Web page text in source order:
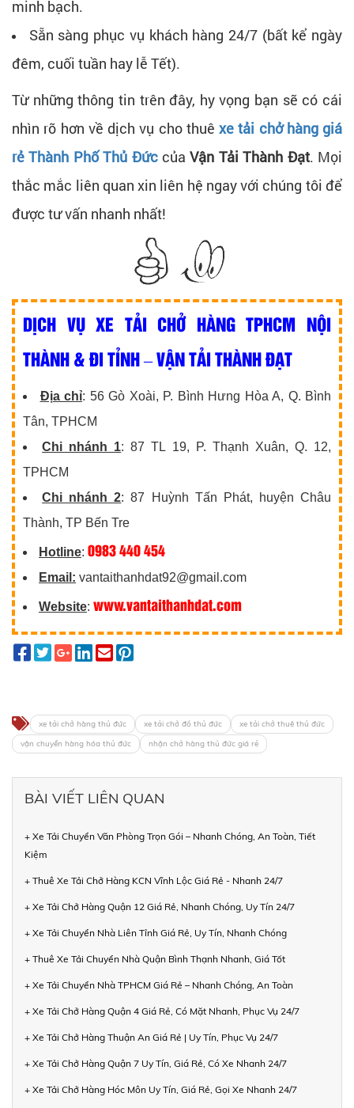
minh bạch.
Sẵn sàng phục vụ khách hàng 24/7 (bất kể ngày
đêm, cuối tuần hay lễ Tết).
Từ những thông tin trên đây, hy vọng bạn sẽ có cái
nhìn rõ hơn về dịch vụ cho thuê xe tải chở hàng giá
rẻ Thành Phố Thủ ĐứccủaVận Tải Thành Đạt. Mọi
thắc mắc liên quan xin liên hệ ngay với chúng tôi để
được tư vấn nhanh nhất!
DỊCH VỤ XE TẢI CHỞ HÀNG TPHCM NỘI
THÀNH & ĐI TỈNH – VẬN TẢI THÀNH ĐẠT
Địa chỉ: 56 Gò Xoài, P. Bình Hưng Hòa A, Q. Bình
Tân, TPHCM
Chi nhánh 1: 87 TL 19, P. Thạnh Xuân, Q. 12,
TPHCM
Chi nhánh 2: 87 Huỳnh Tấn Phát, huyện Châu
Thành, TP Bến Tre
Hotline: 0983 440 454
Email: vantaithanhdat92@gmail.com
Website: www.vantaithanhdat.com
xe tải chở hàng thủ đức xe tải chở đồ thủ đức
xe tải chở thuê thủ đức
vận chuyển hàng hóa thủ đức
nhận chở hàng thủ đức giá rẻ
BÀI VIẾT LIÊN QUAN
+ Xe Tải Chuyển Văn Phòng Trọn Gói – Nhanh Chóng, An Toàn, Tiết
Kiệm
+ Thuê Xe Tải Chở Hàng KCN Vĩnh Lộc Giá Rẻ - Nhanh 24/7
+ Xe Tải Chở Hàng Quận 12 Giá Rẻ, Nhanh Chóng, Uy Tín 24/7
+ Xe Tải Chuyển Nhà Liên Tỉnh Giá Rẻ, Uy Tín, Nhanh Chóng
+ Thuê Xe Tải Chuyển Nhà Quận Bình Thạnh Nhanh, Giá Tốt
+ Xe Tải Chuyển Nhà TPHCM Giá Rẻ – Nhanh Chóng, An Toàn
+ Xe Tải Chở Hàng Quận 4 Giá Rẻ, Có Mặt Nhanh, Phục Vụ 24/7
+ Xe Tải Chở Hàng Thuận An Giá Rẻ | Uy Tín, Phục Vụ 24/7
+ Xe Tải Chở Hàng Quận 7 Uy Tín, Giá Rẻ, Có Xe Nhanh 24/7
+ Xe Tải Chở Hàng Hóc Môn Uy Tín, Giá Rẻ, Gọi Xe Nhanh 24/7